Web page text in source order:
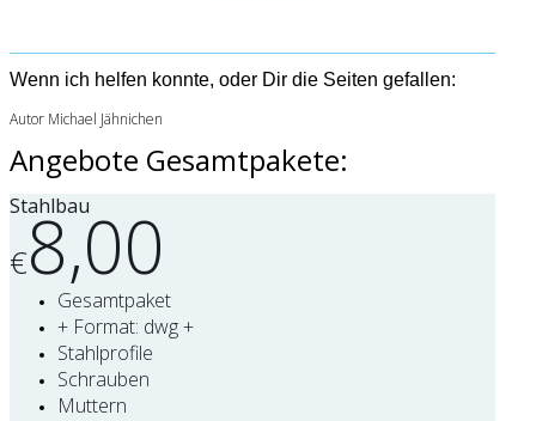
Wenn ich helfen konnte, oder Dir die Seiten gefallen:
Autor Michael Jähnichen
Angebote Gesamtpakete:
Stahlbau
€8,00
Gesamtpaket
+ Format: dwg +
Stahlprofile
Schrauben
Muttern